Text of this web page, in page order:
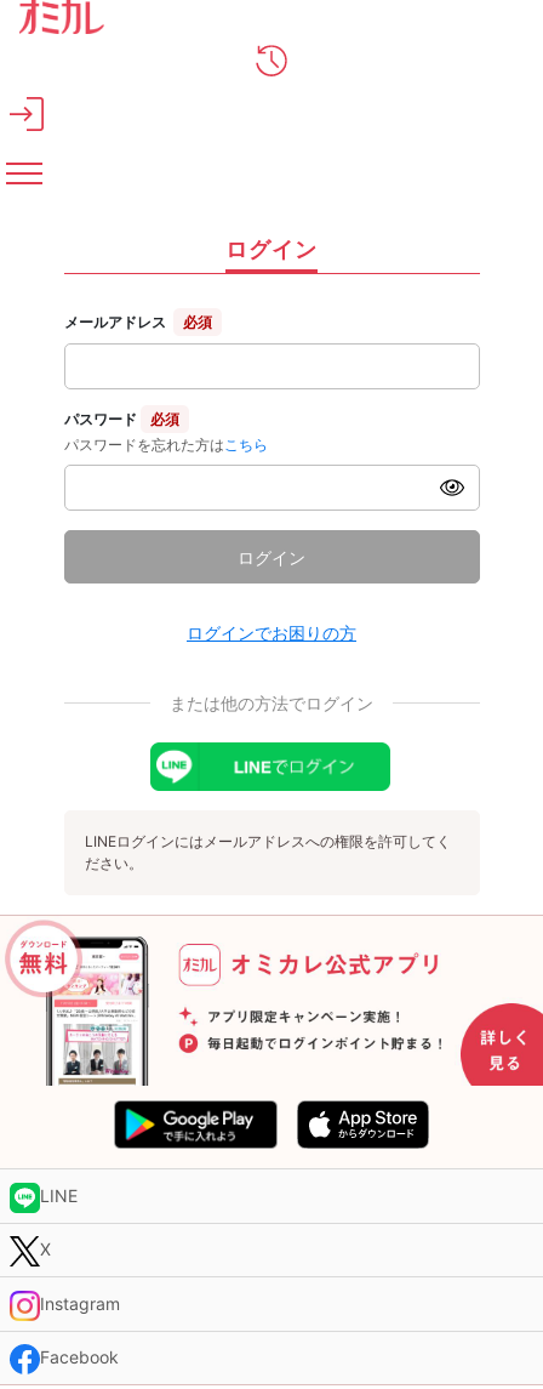
メインコンテンツへスキップ
ログイン
メールアドレス 必須
パスワード
必須
パスワードを忘れた方は こちら
ログイン
ログインでお困りの方
または他の方法でログイン
LINEログインにはメールアドレスへの権限を許可してく
ださい。
LINE
X
Instagram
Facebook